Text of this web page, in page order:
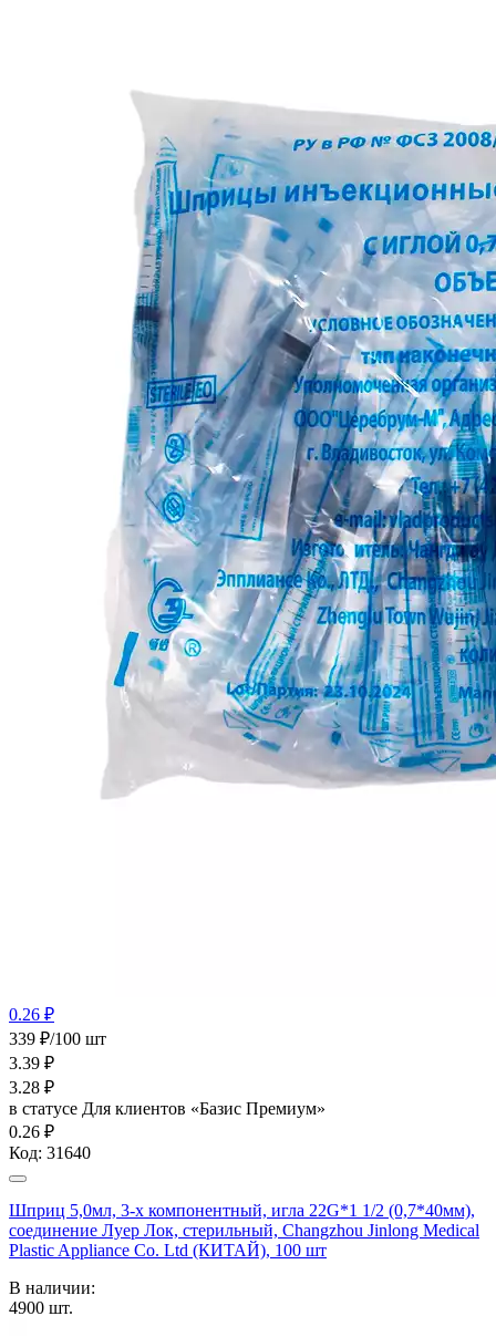
0.26 ₽
339 ₽/100 шт
3.39 ₽
3.28 ₽
в статусе Для клиентов «Базис Премиум»
0.26 ₽
Код: 31640
Шприц 5,0мл, 3-х компонентный, игла 22G*1 1/2 (0,7*40мм),
соединение Луер Лок, стерильный, Changzhou Jinlong Medical
Plastic Appliance Co. Ltd (КИТАЙ), 100 шт
В наличии:
4900 шт.